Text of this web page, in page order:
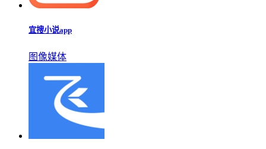
宜搜小说app
图像媒体